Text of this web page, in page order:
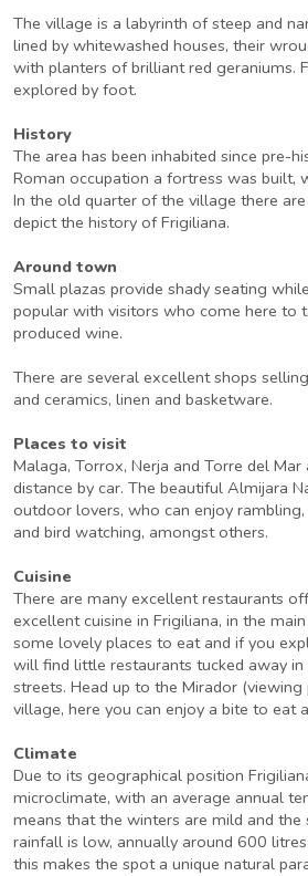
The village is a labyrinth of steep and
lined by whitewashed houses, their
with planters of brilliant red geraniums.
explored by foot.
History
The area has been inhabited since pre-
Roman occupation a fortress was built,
In the old quarter of the village there
depict the history of Frigiliana.
Around town
Small plazas provide shady seating
popular with visitors who come here to
produced wine.
There are several excellent shops
and ceramics, linen and basketware.
Places to visit
Malaga, Torrox, Nerja and Torre del
distance by car. The beautiful Almijara
outdoor lovers, who can enjoy
and bird watching, amongst others.
Cuisine
There are many excellent restaurants
excellent cuisine in Frigiliana, in the
some lovely places to eat and if you
will find little restaurants tucked away
streets. Head up to the Mirador
village, here you can enjoy a bite to eat
Climate
Due to its geographical position
microclimate, with an average annual
means that the winters are mild and the
rainfall is low, annually around 600
this makes the spot a unique natural